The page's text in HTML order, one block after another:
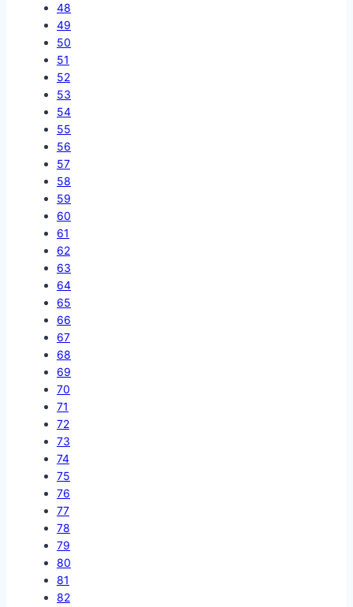
48
49
50
51
52
53
54
55
56
57
58
59
60
61
62
63
64
65
66
67
68
69
70
71
72
73
74
75
76
77
78
79
80
81
82